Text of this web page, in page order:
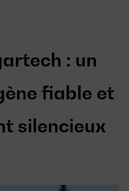
: un
fiable et
silencieux